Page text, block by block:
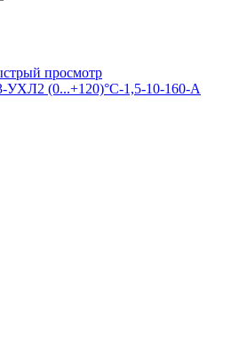
просмотр
(0...+120)°С-1,5-10-160-А